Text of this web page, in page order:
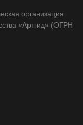
организация
«Артгид» (ОГРН